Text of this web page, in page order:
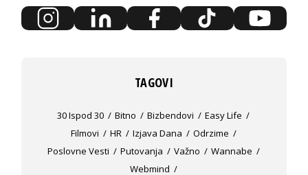
TAGOVI
30 Ispod 30 Bitno Bizbendovi
Easy Life
Filmovi
HR Izjava Dana
Odrzime
Poslovne Vesti
Putovanja Važno
Wannabe
Webmind